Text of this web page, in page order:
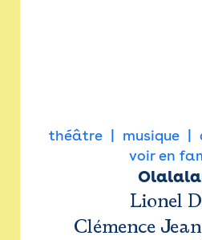
théâtre musique
voir en
Lionel
Clémence